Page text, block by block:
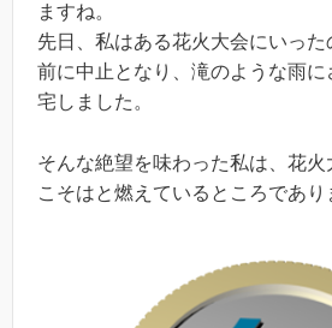
ますね。
先日、私はある花火大会にいっ
前に中止となり、滝のような雨
宅しました。
そんな絶望を味わった私は、花
こそはと燃えているところであり